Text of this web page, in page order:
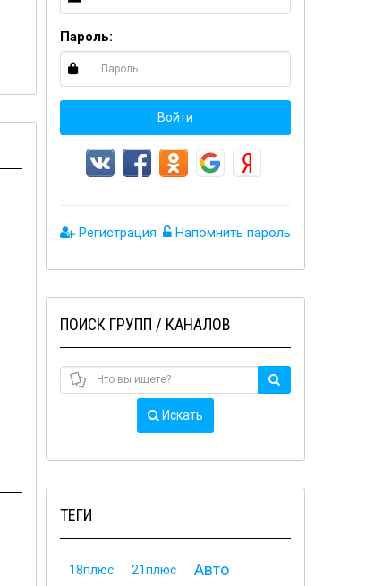
Пароль:
Войти
Регистрация Напомнить пароль
ПОИСК ГРУПП / КАНАЛОВ
Искать
ТЕГИ
18плюс 21плюс
Авто